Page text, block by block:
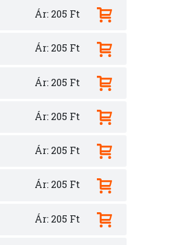
Ár: 205 Ft
Ár: 205 Ft
Ár: 205 Ft
Ár: 205 Ft
Ár: 205 Ft
Ár: 205 Ft
Ár: 205 Ft